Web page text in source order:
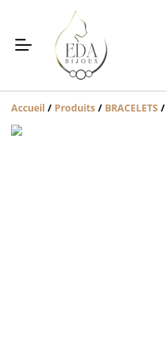
Accueil / Produits / BRACELETS /